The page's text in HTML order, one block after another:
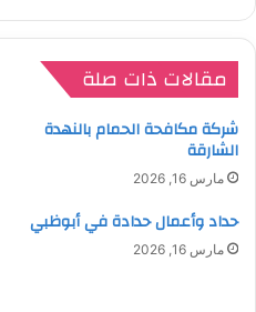
مقالات ذات صلة
شركة مكافحة الحمام بالنهدة
الشارقة
مارس 16, 2026
حداد وأعمال حدادة في أبوظبي
مارس 16, 2026